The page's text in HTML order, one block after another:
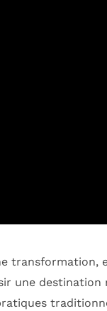
transformation,
une destination